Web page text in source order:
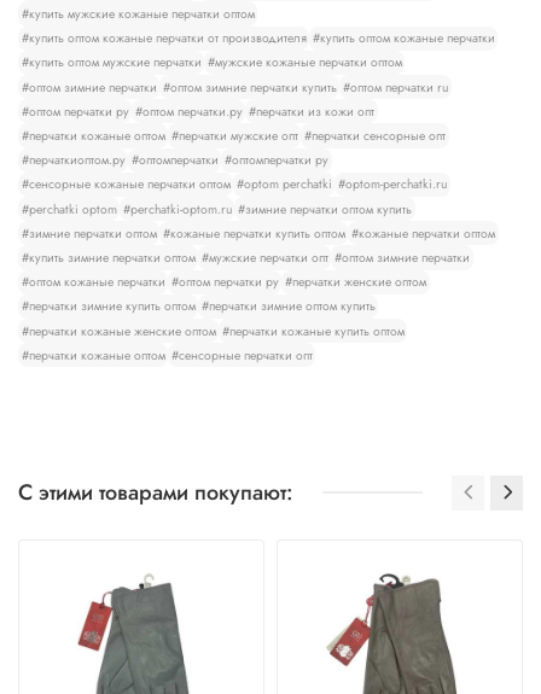
#купить мужские кожаные перчатки оптом
#купить оптом кожаные перчатки от производителя #купить оптом кожаные перчатки
#купить оптом мужские перчатки #мужские кожаные перчатки оптом
#оптом зимние перчатки #оптом зимние перчатки купить #оптом перчатки ru
#оптом перчатки ру #оптом перчатки.ру #перчатки из кожи опт
#перчатки кожаные оптом #перчатки мужские опт #перчатки сенсорные опт
#перчаткиоптом.ру #оптомперчатки #оптомперчатки ру
#сенсорные кожаные перчатки оптом #optom perchatki #optom-perchatki.ru
#perchatki optom #perchatki-optom.ru #зимние перчатки оптом купить
#зимние перчатки оптом #кожаные перчатки купить оптом #кожаные перчатки оптом
#купить зимние перчатки оптом #мужские перчатки опт #оптом зимние перчатки
#оптом кожаные перчатки #оптом перчатки ру #перчатки женские оптом
#перчатки зимние купить оптом #перчатки зимние оптом купить
#перчатки кожаные женские оптом #перчатки кожаные купить оптом
#перчатки кожаные оптом #сенсорные перчатки опт
С этими товарами покупают: